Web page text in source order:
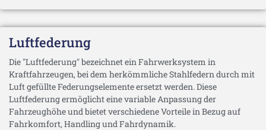
Luftfederung
Die "Luftfederung" bezeichnet ein Fahrwerksystem in
Kraftfahrzeugen, bei dem herkömmliche Stahlfedern durch mit
Luft gefüllte Federungselemente ersetzt werden. Diese
Luftfederung ermöglicht eine variable Anpassung der
Fahrzeughöhe und bietet verschiedene Vorteile in Bezug auf
Fahrkomfort, Handling und Fahrdynamik.